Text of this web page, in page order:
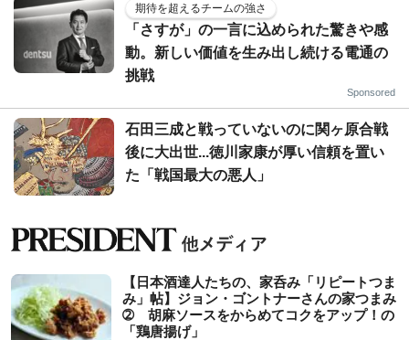
期待を超えるチームの強さ
「さすが」の一言に込められた驚きや感
動。新しい価値を生み出し続ける電通の
挑戦
Sponsored
石田三成と戦っていないのに関ヶ原合戦
後に大出世...徳川家康が厚い信頼を置い
た「戦国最大の悪人」
【日本酒達人たちの、家呑み「リピートつま
み」帖】ジョン・ゴントナーさんの家つまみ
➁ 胡麻ソースをからめてコクをアップ！の
「鶏唐揚げ」